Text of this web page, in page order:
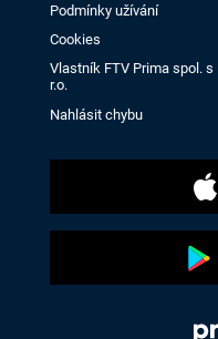
Podmínky užívání
Cookies
Vlastník FTV Prima spol. s
r.o.
Nahlásit chybu